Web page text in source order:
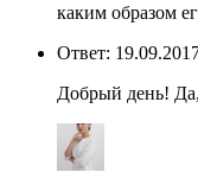
каким образом
Ответ:
Добрый день! Да,